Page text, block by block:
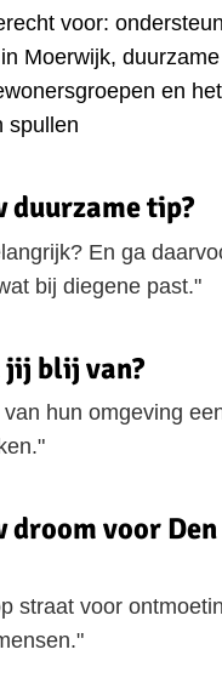
voor:
Moerwijk,
en het
spullen
duurzame tip?
En ga
bij diegene past."
blij van?
hun omgeving
droom voor
straat voor